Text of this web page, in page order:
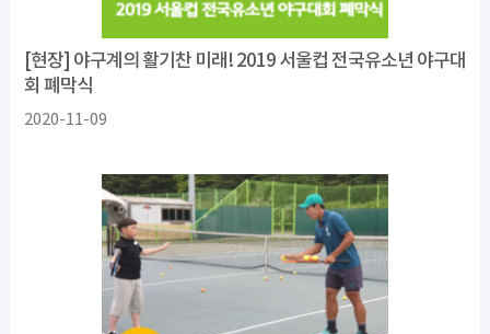
[현장] 야구계의 활기찬 미래! 2019 서울컵 전국유소년 야구대
회 폐막식
2020-11-09